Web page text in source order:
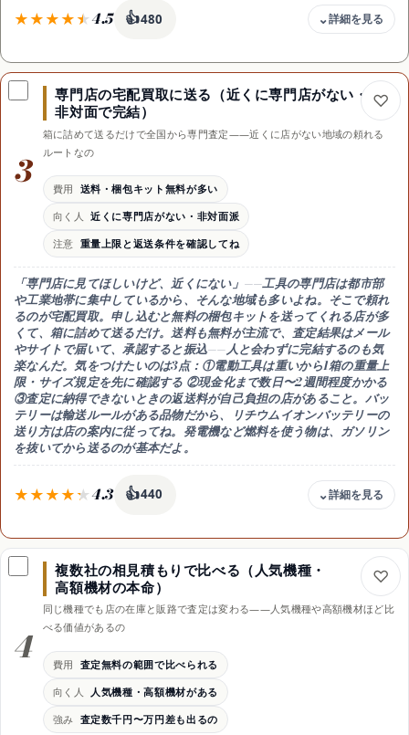
4.5 👍480
費用
査定無料・納得すればその場で現金化できるの
向く人
数点だけ売りたい人・近くに工具専門店がある人
強み
目の前で1点ずつ査定・減額理由をその場で聞ける
注意
本人確認書類が必要・持ち込み前に付属品をそろえて
新型発売の直後は旧型の値が動く・売るなら早めにね
3
専門店の宅配買取に送る（近くに専門店がない・
非対面で完結）
箱に詰めて送るだけで全国から専門査定——近くに店がない地域の頼れる
ルートなの
費用 送料・梱包キット無料が多い
向く人
近くに専門店がない・非対面派
注意 重量上限と返送条件を確認してね
「専門店に見てほしいけど、近くにない」——工具の専門店は都市部
や工業地帯に集中しているから、そんな地域も多いよね。そこで頼れ
るのが宅配買取。申し込むと無料の梱包キットを送ってくれる店が多
くて、箱に詰めて送るだけ。送料も無料が主流で、査定結果はメール
やサイトで届いて、承認すると振込——人と会わずに完結するのも気
楽なんだ。気をつけたいのは3点：①電動工具は重いから1箱の重量上
限・サイズ規定を先に確認する ②現金化まで数日〜2週間程度かかる
③査定に納得できないときの返送料が自己負担の店があること。バッ
テリーは輸送ルールがある品物だから、
リチウムイオンバッテリーの
送り方は店の案内に従ってね。発電機など燃料を使う物は、ガソリン
を抜いてから送るのが基本だよ。
4.3 👍440
費用
送料・梱包キット・査定無料が多い・返送料は要確認
向く人
近くに専門店がない人・非対面で済ませたい人
強み
全国どこからでも専門査定・梱包キットで手間が少ない
注意
重量上限とバッテリーの輸送ルールを先に確認してね
入金まで数日〜2週間程度・急ぎの現金化には不向き
4
複数社の相見積もりで比べる（人気機種・
高額機材の本命）
同じ機種でも店の在庫と販路で査定は変わる——人気機種や高額機材ほど比
べる価値があるの
費用 査定無料の範囲で比べられる
向く人
人気機種・高額機材がある
強み 査定数千円〜万円差も出るの